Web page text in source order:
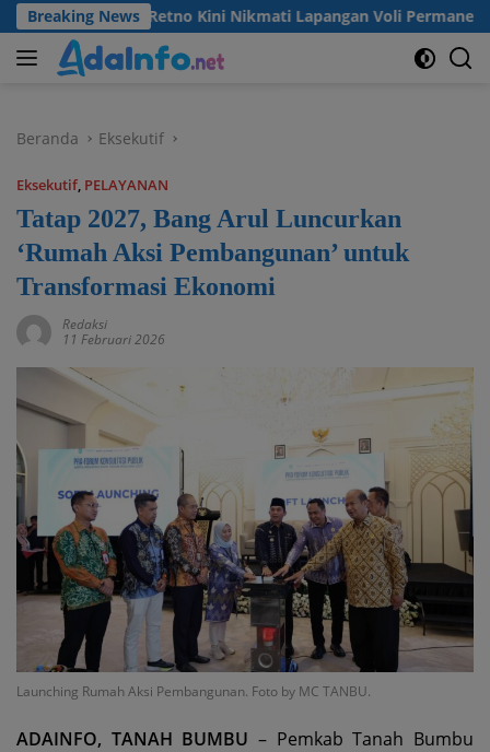
Langsung
ke
konten
Breaking News
Madu Retno Kini Nikmati Lapangan Voli Permanen Berkat
Beranda Eksekutif
Eksekutif, PELAYANAN
Tatap 2027, Bang Arul Luncurkan
‘Rumah Aksi Pembangunan’ untuk
Transformasi Ekonomi
Redaksi
11 Februari 2026
Launching Rumah Aksi Pembangunan. Foto by MC TANBU.
ADAINFO, TANAH BUMBU – Pemkab Tanah Bumbu